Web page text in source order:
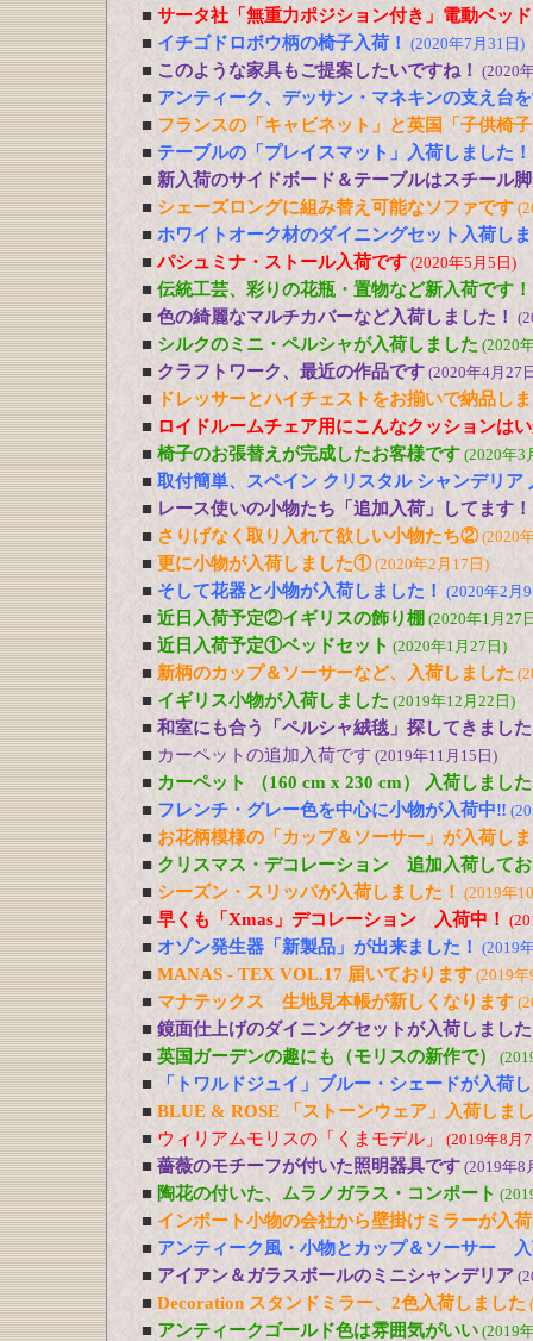
■ サータ社「無重力ポジション付き」電動ベッ
■ イチゴドロボウ柄の椅子入荷！ (2020年7月31日)
■ このような家具もご提案したいですね！ (2020
■ アンティーク、デッサン・マネキンの支え台
■ フランスの「キャビネット」と英国「子供椅
■ テーブルの「プレイスマット」入荷しました！
■ 新入荷のサイドボード＆テーブルはスチール
■ シェーズロングに組み替え可能なソファです
■ ホワイトオーク材のダイニングセット入荷し
■ パシュミナ・ストール入荷です (2020年5月5日)
■ 伝統工芸、彩りの花瓶・置物など新入荷です！
■ 色の綺麗なマルチカバーなど入荷しました！
■ シルクのミニ・ペルシャが入荷しました (2020
■ クラフトワーク、最近の作品です (2020年4月27
■
ドレッサーとハイチェストをお揃いで納品し
■ ロイドルームチェア用にこんなクッションは
■ 椅子のお張替えが完成したお客様です (2020年3
■ 取付簡単、スペイン クリスタル シャンデリア
■ レース使いの小物たち「追加入荷」してます！
■ さりげなく取り入れて欲しい小物たち②(2020
■ 更に小物が入荷しました①(2020年2月17日)
■ そして花器と小物が入荷しました！ (2020年2月
■ 近日入荷予定②イギリスの飾り棚 (2020年1月27
■ 近日入荷予定①ベッドセット (2020年1月27日)
■ 新柄のカップ＆ソーサーなど、入荷しました
■ イギリス小物が入荷しました (2019年12月22日)
■ 和室にも合う「ペルシャ絨毯」探してきまし
■ カーペットの追加入荷です (2019年11月15日)
■ カーペット （160 cm x 230 cm） 入荷しました
■ フレンチ・グレー色を中心に小物が入荷中‼
■ お花柄模様の「カップ＆ソーサー」が入荷し
■ クリスマス・デコレーション 追加入荷して
■ シーズン・スリッパが入荷しました！ (2019年
■ 早くも「Xmas」デコレーション 入荷中！
■ オゾン発生器「新製品」が出来ました！ (2019
■ MANAS - TEX VOL.17 届いております (2019
■ マナテックス 生地見本帳が新しくなります
■ 鏡面仕上げのダイニングセットが入荷しました
■ 英国ガーデンの趣にも（モリスの新作で）
■
「トワルドジュイ」ブルー・シェードが入荷
■ BLUE & ROSE 「ストーンウェア」入荷しま
■ ウィリアムモリスの「くまモデル」 (2019年8月
■ 薔薇のモチーフが付いた照明器具です (2019年8
■ 陶花の付いた、ムラノガラス・コンポート
■ インポート小物の会社から壁掛けミラーが入荷
■ アンティーク風・小物とカップ＆ソーサー
■ アイアン＆ガラスボールのミニシャンデリア
■ Decoration スタンドミラー、2色入荷しました
■ アンティークゴールド色は雰囲気がいい (2019